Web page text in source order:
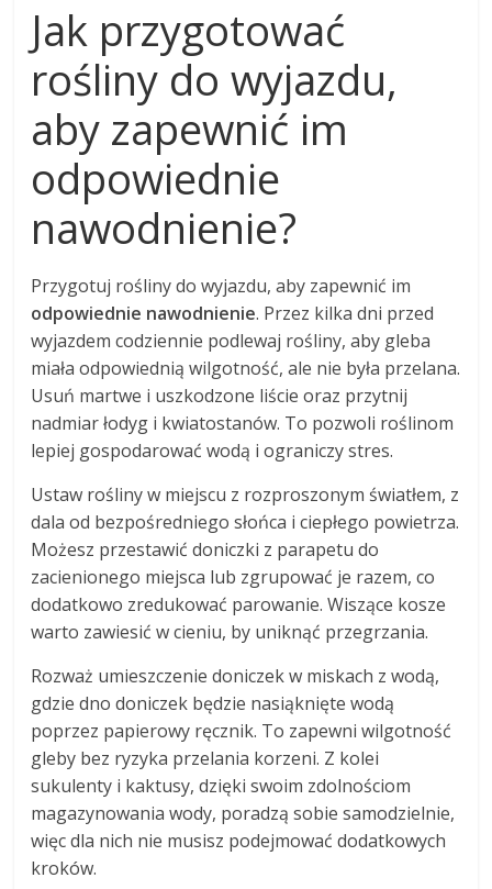
Jak przygotować
rośliny do wyjazdu,
aby zapewnić im
odpowiednie
nawodnienie?
Przygotuj rośliny do wyjazdu, aby zapewnić im
odpowiednie nawodnienie. Przez kilka dni przed
wyjazdem codziennie podlewaj rośliny, aby gleba
miała odpowiednią wilgotność, ale nie była przelana.
Usuń martwe i uszkodzone liście oraz przytnij
nadmiar łodyg i kwiatostanów. To pozwoli roślinom
lepiej gospodarować wodą i ograniczy stres.
Ustaw rośliny w miejscu z rozproszonym światłem, z
dala od bezpośredniego słońca i ciepłego powietrza.
Możesz przestawić doniczki z parapetu do
zacienionego miejsca lub zgrupować je razem, co
dodatkowo zredukować parowanie. Wiszące kosze
warto zawiesić w cieniu, by uniknąć przegrzania.
Rozważ umieszczenie doniczek w miskach z wodą,
gdzie dno doniczek będzie nasiąknięte wodą
poprzez papierowy ręcznik. To zapewni wilgotność
gleby bez ryzyka przelania korzeni. Z kolei
sukulenty i kaktusy, dzięki swoim zdolnościom
magazynowania wody, poradzą sobie samodzielnie,
więc dla nich nie musisz podejmować dodatkowych
kroków.